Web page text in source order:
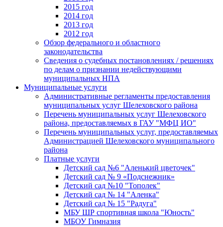
2015 год
2014 год
2013 год
2012 год
Обзор федерального и областного
законодательства
Сведения о судебных постановлениях / решениях
по делам о признании недействующими
муниципальных НПА
Муниципальные услуги
Административные регламенты предоставления
муниципальных услуг Шелеховского района
Перечень муниципальных услуг Шелеховского
района, предоставляемых в ГАУ "МФЦ ИО"
Перечень муниципальных услуг, предоставляемых
Администрацией Шелеховского муниципального
района
Платные услуги
Детский сад №6 "Аленький цветочек"
Детский сад № 9 «Подснежник»
Детский сад №10 "Тополек"
Детский сад № 14 "Аленка"
Детский сад № 15 "Радуга"
МБУ ШР спортивная школа "Юность"
МБОУ Гимназия